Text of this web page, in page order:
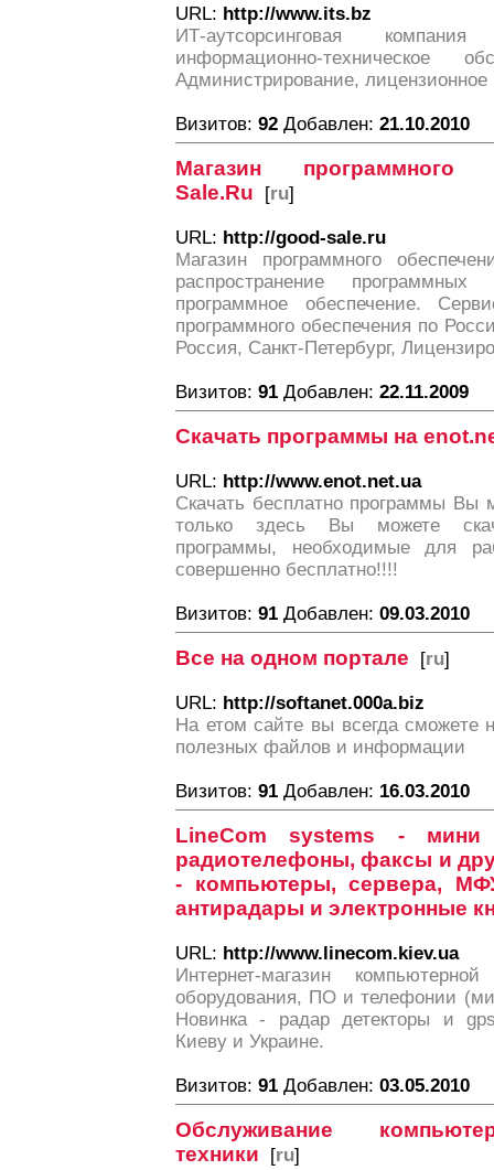
URL: http://www.its.bz
ИТ-аутсорсинговая
информационно-техническое
Администрирование,
Визитов: 92 Добавлен: 21.10.2010
Магазин программного
Sale.Ru [ru]
URL: http://good-sale.ru
Магазин программного
распространение программных
программное обеспечение.
программного обеспечения по
Россия, Санкт-Петербург,
Визитов: 91 Добавлен: 22.11.2009
Скачать программы на
URL: http://www.enot.net.ua
Скачать бесплатно программы Вы
только здесь Вы можете
программы, необходимые для
совершенно бесплатно!!!!
Визитов: 91 Добавлен: 09.03.2010
Все на одном портале [ru]
URL: http://softanet.000a.biz
На етом сайте вы всегда сможете
полезных файлов и информации
Визитов: 91 Добавлен: 16.03.2010
LineCom systems -
радиотелефоны, факсы и
- компьютеры, сервера,
антирадары и электронные
URL: http://www.linecom.kiev.ua
Интернет-магазин
оборудования, ПО и телефонии
Новинка - радар детекторы и
Киеву и Украине.
Визитов: 91 Добавлен: 03.05.2010
Обслуживание
техники [ru]